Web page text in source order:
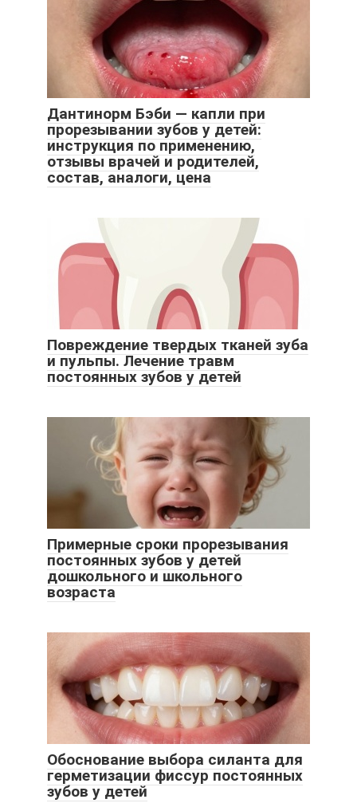
Дантинорм Бэби — капли при
прорезывании зубов у детей:
инструкция по применению,
отзывы врачей и родителей,
состав, аналоги, цена
Повреждение твердых тканей зуба
и пульпы. Лечение травм
постоянных зубов у детей
Примерные сроки прорезывания
постоянных зубов у детей
дошкольного и школьного
возраста
Обоснование выбора силанта для
герметизации фиссур постоянных
зубов у детей